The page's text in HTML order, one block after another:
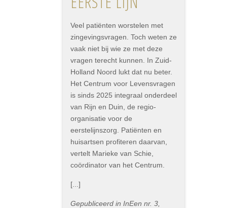
Veel patiënten worstelen met
zingevingsvragen. Toch weten ze
vaak niet bij wie ze met deze
vragen terecht kunnen. In Zuid-
Holland Noord lukt dat nu beter.
Het Centrum voor Levensvragen
is sinds 2025 integraal onderdeel
van Rijn en Duin, de regio-
organisatie voor de
eerstelijnszorg. Patiënten en
huisartsen profiteren daarvan,
vertelt Marieke van Schie,
coördinator van het Centrum.
[...]
Gepubliceerd in InEen nr. 3,